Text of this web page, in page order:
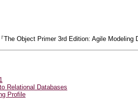
The Object Primer 3rd Edition: Agile
Relational Databases
Profile